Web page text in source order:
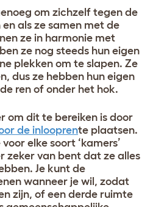
om zichzelf tegen de
als ze samen met de
ze in harmonie met
ze nog steeds hun eigen
plekken om te slapen. Ze
dus ze hebben hun eigen
ren of onder het hok.
om dit te bereiken is door
de inlooprente plaatsen.
elke soort ‘kamers’
zeker van bent dat ze alles
Je kunt de
wanneer je wil, zodat
zijn, of een derde ruimte